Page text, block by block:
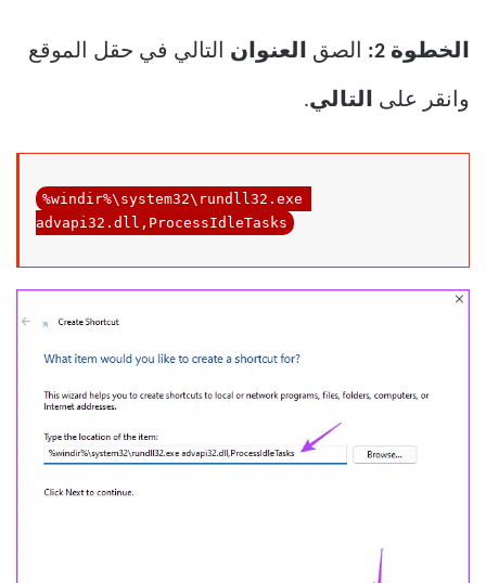
الخطوة 2: الصق العنوان التالي في حقل الموقع
وانقر على التالي.
%windir%\system32\rundll32.exe
advapi32.dll,ProcessIdleTasks